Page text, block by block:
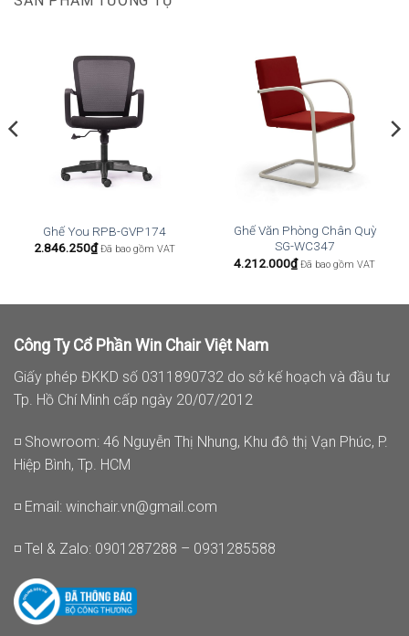
Ghế You RPB-GVP174
2.846.250₫ Đã bao gồm VAT
Ghế Văn Phòng Chân Quỳ
SG-WC347
4.212.000₫ Đã bao gồm VAT
Công Ty Cổ Phần Win Chair Việt Nam
Giấy phép ĐKKD số 0311890732 do sở kế hoạch và đầu tư
Tp. Hồ Chí Minh cấp ngày 20/07/2012
◽ Showroom: 46 Nguyễn Thị Nhung, Khu đô thị Vạn Phúc, P.
Hiệp Bình, Tp. HCM
◽ Email: winchair.vn@gmail.com
◽ Tel & Zalo: 0901287288 – 0931285588